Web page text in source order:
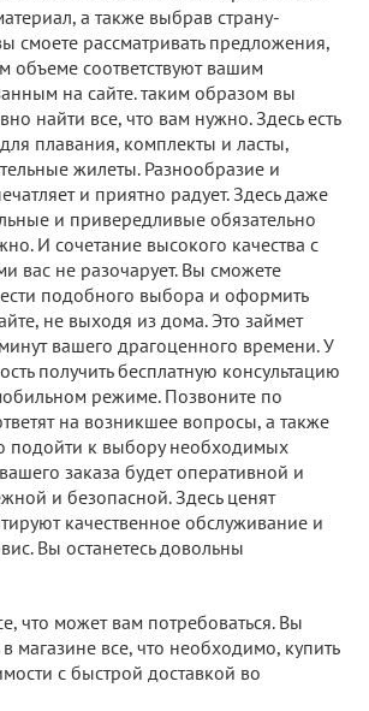
а также выбрав страну-
смоете рассматривать предложения,
объеме соответствуют вашим
на сайте. таким образом вы
найти все, что вам нужно. Здесь есть
плавания, комплекты и ласты,
жилеты. Разнообразие и
и приятно радует. Здесь даже
и привередливые обязательно
И сочетание высокого качества с
вас не разочарует. Вы сможете
подобного выбора и оформить
не выходя из дома. Это займет
вашего драгоценного времени. У
получить бесплатную консультацию
режиме. Позвоните по
на возникшее вопросы, а также
подойти к выбору необходимых
заказа будет оперативной и
и безопасной. Здесь ценят
качественное обслуживание и
Вы останетесь довольны
что может вам потребоваться. Вы
магазине все, что необходимо, купить
с быстрой доставкой во